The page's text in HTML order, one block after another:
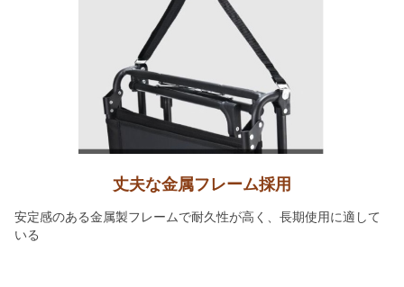
丈夫な金属フレーム採用
安定感のある金属製フレームで耐久性が高く、長期使用に適して
いる